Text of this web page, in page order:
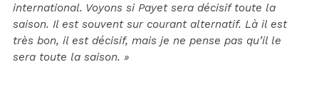
international. Voyons si Payet sera décisif toute la
saison. Il est souvent sur courant alternatif. Là il est
très bon, il est décisif, mais je ne pense pas qu’il le
sera toute la saison. »